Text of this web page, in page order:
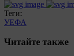
Теги:
УЕФА
Читайте также